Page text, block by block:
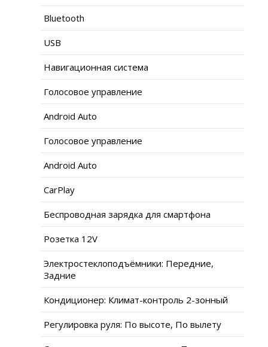
Bluetooth
USB
Навигационная система
Голосовое управление
Android Auto
Голосовое управление
Android Auto
CarPlay
Беспроводная зарядка для смартфона
Розетка 12V
Электростеклоподъёмники: Передние,
Задние
Кондиционер: Климат-контроль 2-зонный
Регулировка руля: По высоте, По вылету